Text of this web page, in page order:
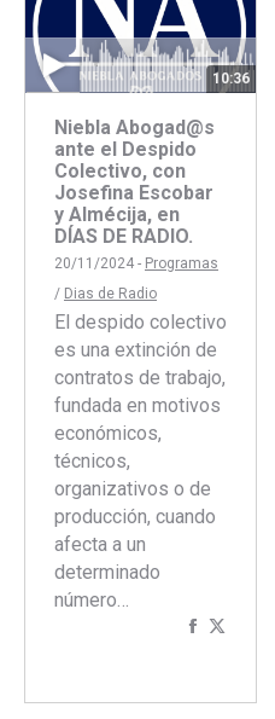
10:36
Niebla Abogad@s
ante el Despido
Colectivo, con
Josefina Escobar
y Almécija, en
DÍAS DE RADIO.
20/11/2024 - Programas
/ Dias de Radio
El despido colectivo
es una extinción de
contratos de trabajo,
fundada en motivos
económicos,
técnicos,
organizativos o de
producción, cuando
afecta a un
determinado
número…
Compartir